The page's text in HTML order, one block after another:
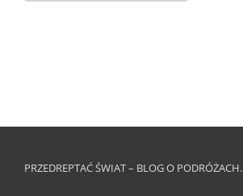
PRZEDREPTAĆ ŚWIAT – BLOG O PODRÓŻACH.